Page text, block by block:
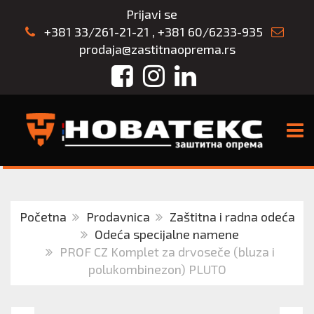
Prijavi se
+381 33/261-21-21 , +381 60/6233-935
prodaja@zastitnaoprema.rs
FacebookInstagram
LinkedIn
Početna Prodavnica
Zaštitna i radna odeća
Odeća specijalne namene
PROF CZ Komplet za drvoseče (bluza i
polukombinezon) PLUTO